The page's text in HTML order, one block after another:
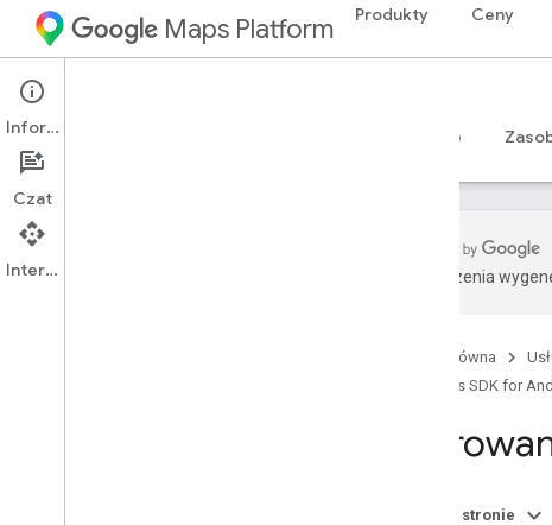
Maps Platform Produkty Ceny
Android
Przewodniki
Sample
Tłumaczenia
Strona główna
Maps SDK for
Na tej stronie
Informacje
Czat
Interfejs API